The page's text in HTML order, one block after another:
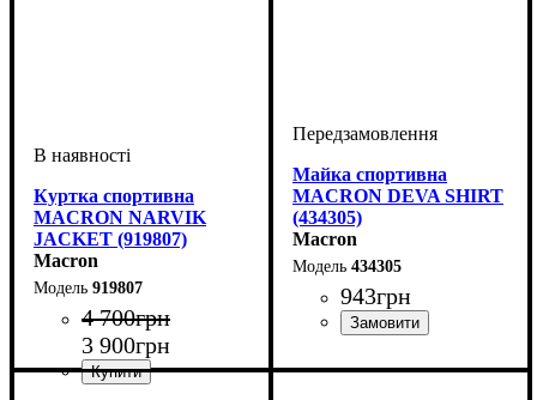
Куртка спортивна
MACRON NARVIK
JACKET (919807)
Macron
919807
4 700грн
3 900грн
Майка спортивна
MACRON DEVA SHIRT
(434305)
Macron
434305
943грн